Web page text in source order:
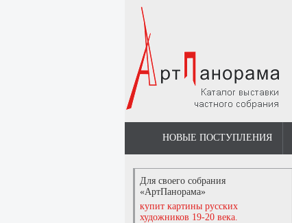
НОВЫЕ ПОСТУПЛЕНИЯ
Для своего собрания
«АртПанорама»
купит картины русских
художников 19-20 века.